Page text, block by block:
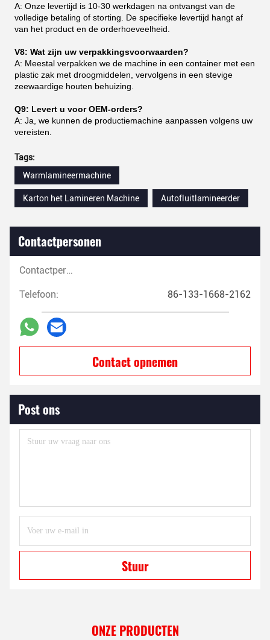
A: Onze levertijd is 10-30 werkdagen na ontvangst van de
volledige betaling of storting. De specifieke levertijd hangt af
van het product en de orderhoeveelheid.
V8: Wat zijn uw verpakkingsvoorwaarden?
A: Meestal verpakken we de machine in een container met een
plastic zak met droogmiddelen, vervolgens in een stevige
zeewaardige houten behuizing.
Q9: Levert u voor OEM-orders?
A: Ja, we kunnen de productiemachine aanpassen volgens uw
vereisten.
Tags:
Warmlamineermachine
Karton het Lamineren Machine Autofluitlamineerder
Contactpersonen
Contactpersonen:
Telefoon: 86-133-1668-2162
Contact opnemen
Post ons
Stuur
ONZE PRODUCTEN